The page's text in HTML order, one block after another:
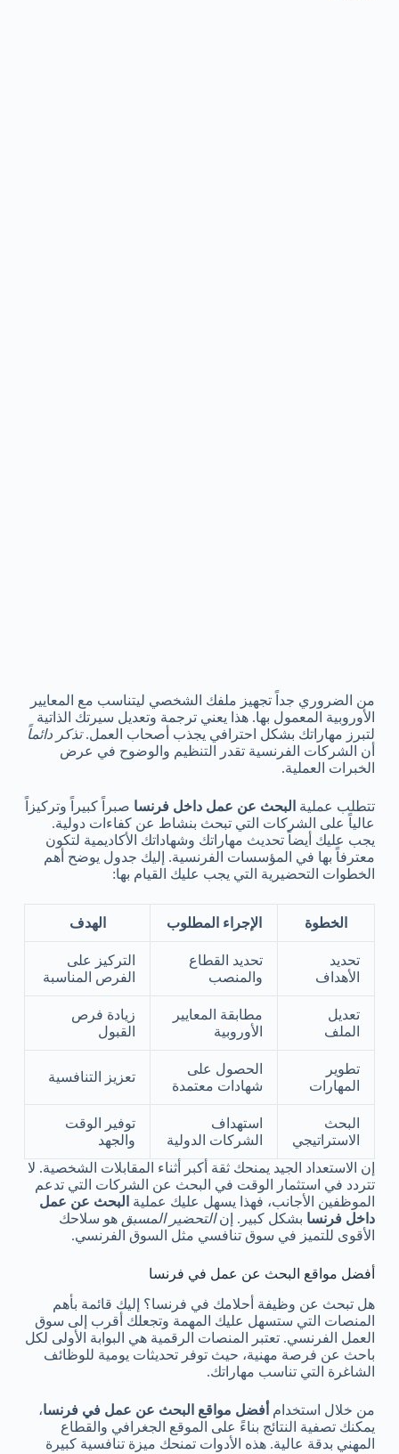
من الضروري جداً تجهيز ملفك الشخصي ليتناسب مع المعايير
الأوروبية المعمول بها. هذا يعني ترجمة وتعديل سيرتك الذاتية
لتبرز مهاراتك بشكل احترافي يجذب أصحاب العمل.تذكر دائماً
أن الشركات الفرنسية تقدر التنظيم والوضوح في عرض
الخبرات العملية.
تتطلب عملية البحث عن عمل داخل فرنسا صبراً كبيراً وتركيزاً
عالياً على الشركات التي تبحث بنشاط عن كفاءات دولية.
يجب عليك أيضاً تحديث مهاراتك وشهاداتك الأكاديمية لتكون
معترفاً بها في المؤسسات الفرنسية. إليك جدول يوضح أهم
الخطوات التحضيرية التي يجب عليك القيام بها:
الخطوة الإجراء المطلوب الهدف
تحديد
الأهداف
تحديد القطاع
والمنصب
التركيز على
الفرص المناسبة
تعديل
الملف
مطابقة المعايير
الأوروبية
زيادة فرص
القبول
تطوير
المهارات
الحصول على
شهادات معتمدة
تعزيز التنافسية
البحث
الاستراتيجي
استهداف
الشركات الدولية
توفير الوقت
والجهد
إن الاستعداد الجيد يمنحك ثقة أكبر أثناء المقابلات الشخصية. لا
تتردد في استثمار الوقت في البحث عن الشركات التي تدعم
الموظفين الأجانب، فهذا يسهل عليك عملية البحث عن عمل
داخل فرنسا بشكل كبير. إنالتحضير المسبق هو سلاحك
الأقوى للتميز في سوق تنافسي مثل السوق الفرنسي.
أفضل مواقع البحث عن عمل في فرنسا
هل تبحث عن وظيفة أحلامك في فرنسا؟ إليك قائمة بأهم
المنصات التي ستسهل عليك المهمة وتجعلك أقرب إلى سوق
العمل الفرنسي. تعتبر المنصات الرقمية هي البوابة الأولى لكل
باحث عن فرصة مهنية، حيث توفر تحديثات يومية للوظائف
الشاغرة التي تناسب مهاراتك.
من خلال استخدام أفضل مواقع البحث عن عمل في فرنسا،
يمكنك تصفية النتائج بناءً على الموقع الجغرافي والقطاع
المهني بدقة عالية. هذه الأدوات تمنحك ميزة تنافسية كبيرة